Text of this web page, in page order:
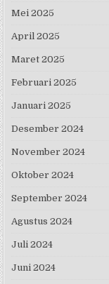
Mei 2025
April 2025
Maret 2025
Februari 2025
Januari 2025
Desember 2024
November 2024
Oktober 2024
September 2024
Agustus 2024
Juli 2024
Juni 2024